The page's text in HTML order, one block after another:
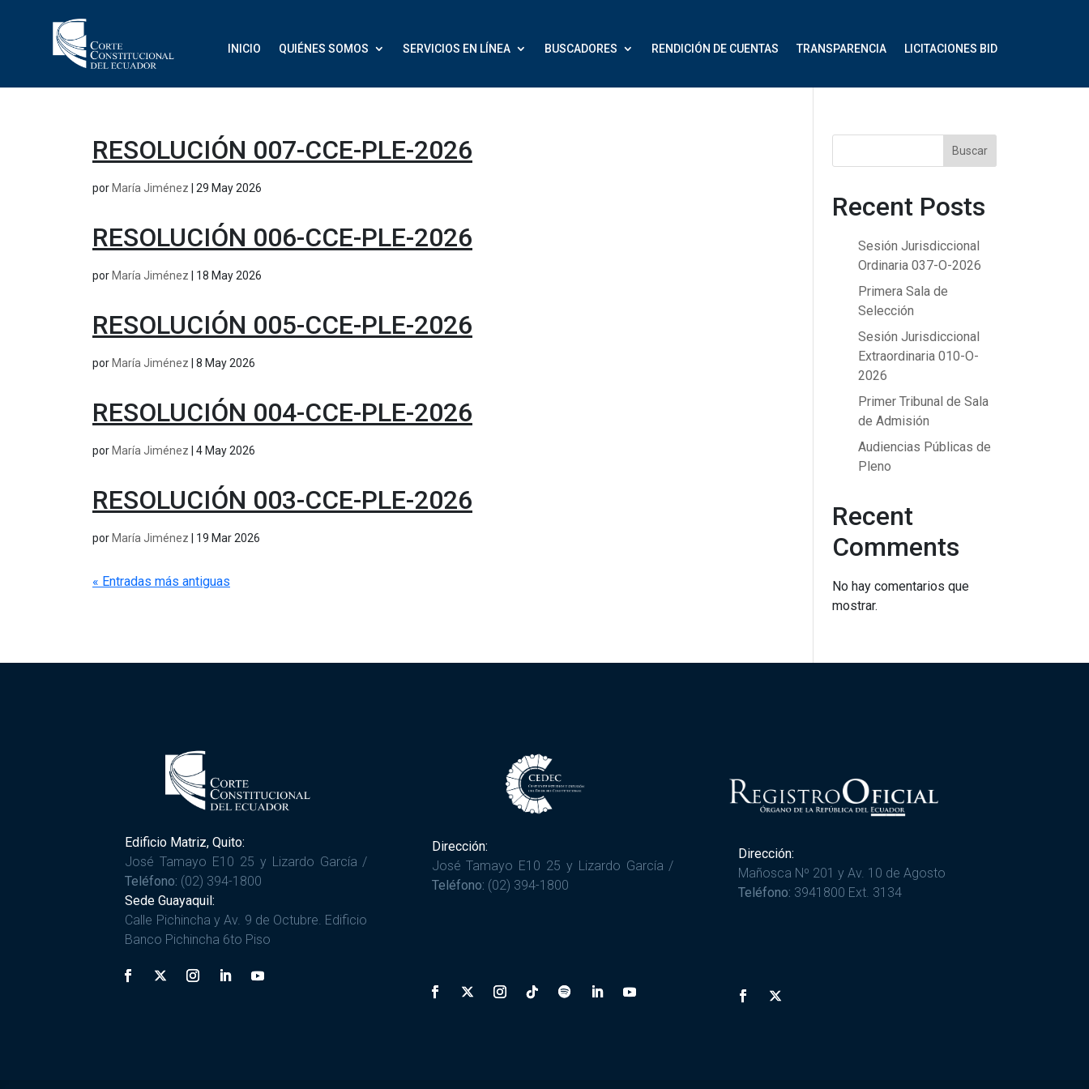
INICIO QUIÉNES SOMOS SERVICIOS EN LÍNEA BUSCADORES RENDICIÓN DE CUENTAS TRANSPARENCIA LICITACIONES BID
RESOLUCIÓN 007-CCE-PLE-2026
por María Jiménez 29 May 2026
RESOLUCIÓN 006-CCE-PLE-2026
por María Jiménez 18 May 2026
RESOLUCIÓN 005-CCE-PLE-2026
por María Jiménez 8 May 2026
RESOLUCIÓN 004-CCE-PLE-2026
por María Jiménez 4 May 2026
RESOLUCIÓN 003-CCE-PLE-2026
por María Jiménez 19 Mar 2026
« Entradas más antiguas
Buscar
Recent Posts
Sesión Jurisdiccional
Ordinaria 037-O-2026
Primera Sala de
Selección
Sesión Jurisdiccional
Extraordinaria 010-O-
2026
Primer Tribunal de Sala
de Admisión
Audiencias Públicas de
Pleno
Recent
Comments
No hay comentarios que
mostrar.
Edificio Matriz, Quito:
José Tamayo E10 25 y Lizardo García /
Teléfono: (02) 394-1800
Sede Guayaquil:
Calle Pichincha y Av. 9 de Octubre. Edificio
Banco Pichincha 6to Piso
Dirección:
José Tamayo E10 25 y Lizardo García /
Teléfono: (02) 394-1800
Dirección:
Mañosca Nº 201 y Av. 10 de Agosto
Teléfono: 3941800 Ext. 3134